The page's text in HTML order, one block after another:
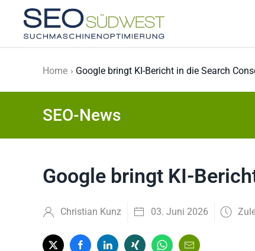
Skip to main content
Home Google bringt KI-Bericht in die Search
SEO-News
Google bringt KI-
Christian Kunz 03. Juni 2026